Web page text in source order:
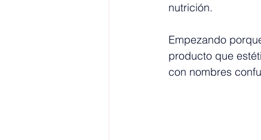
nutrición.
Empezando
producto que
con nombres